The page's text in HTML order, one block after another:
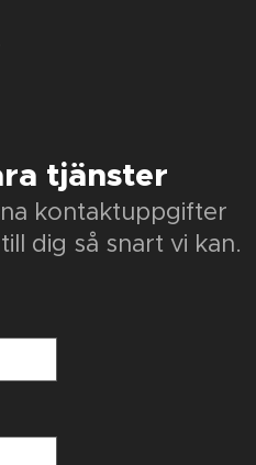
tjänster
kontaktuppgifter
dig så snart vi kan.